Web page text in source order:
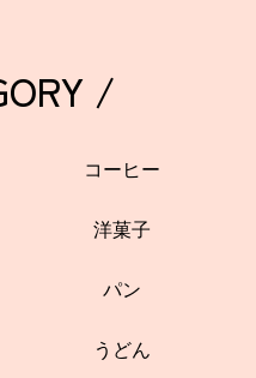
/
コーヒー
洋菓子
パン
うどん